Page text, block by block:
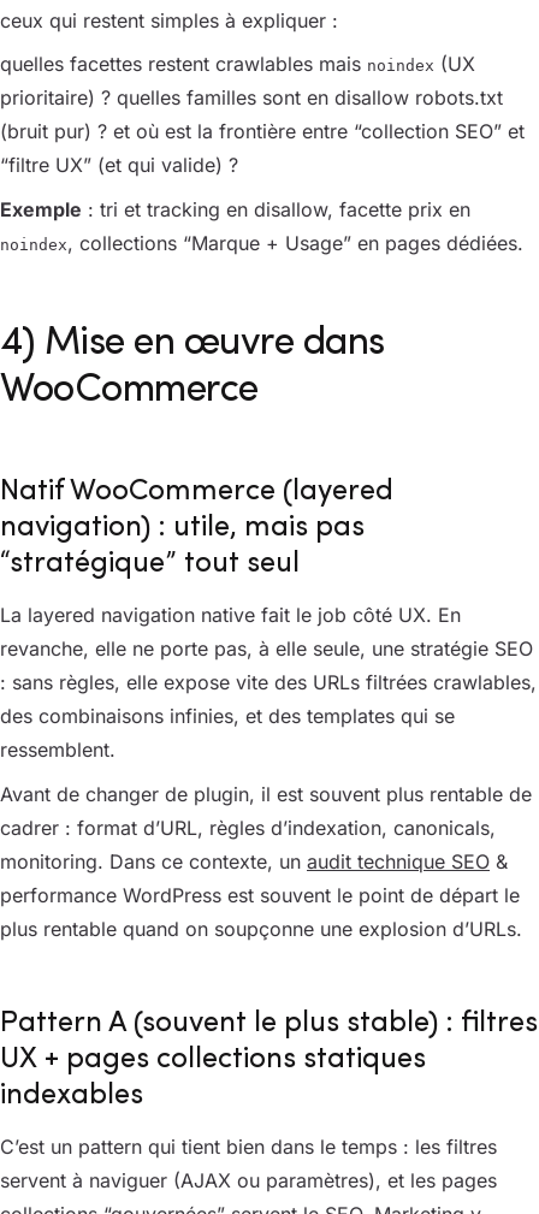
ceux qui restent simples à expliquer :
quelles facettes restent crawlables mais noindex (UX
prioritaire) ? quelles familles sont en disallow robots.txt
(bruit pur) ? et où est la frontière entre “collection SEO” et
“filtre UX” (et qui valide) ?
Exemple : tri et tracking en disallow, facette prix en
noindex, collections “Marque + Usage” en pages dédiées.
4) Mise en œuvre dans
WooCommerce
Natif WooCommerce (layered
navigation) : utile, mais pas
“stratégique” tout seul
La layered navigation native fait le job côté UX. En
revanche, elle ne porte pas, à elle seule, une stratégie SEO
: sans règles, elle expose vite des URLs filtrées crawlables,
des combinaisons infinies, et des templates qui se
ressemblent.
Avant de changer de plugin, il est souvent plus rentable de
cadrer : format d’URL, règles d’indexation, canonicals,
monitoring. Dans ce contexte, un audit technique SEO &
performance WordPress est souvent le point de départ le
plus rentable quand on soupçonne une explosion d’URLs.
Pattern A (souvent le plus stable) : filtres
UX + pages collections statiques
indexables
C’est un pattern qui tient bien dans le temps : les filtres
servent à naviguer (AJAX ou paramètres), et les pages